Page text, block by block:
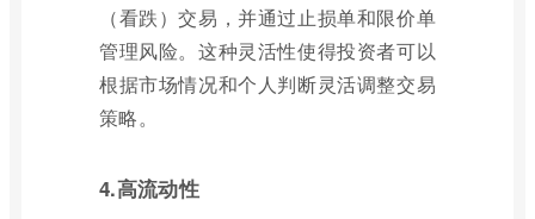
（看跌）交易，并通过止损单和限价单
管理风险。这种灵活性使得投资者可以
根据市场情况和个人判断灵活调整交易
策略。
4.高流动性